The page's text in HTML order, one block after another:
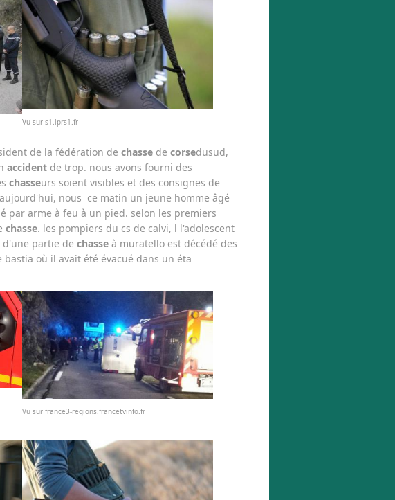
Vu sur s1.lprs1.fr
de la fédération de chassede corsedusud,
accidentde trop. nous avons fourni des
chasseurs soient visibles et des consignes de
nous ce matin un jeune homme âgé
par arme à feu à un pied. selon les premiers
chasse. les pompiers du cs de calvi, l l'adolescent
partie de chasseà muratello est décédé des
où il avait été évacué dans un éta
Vu sur france3-regions.francetvinfo.fr